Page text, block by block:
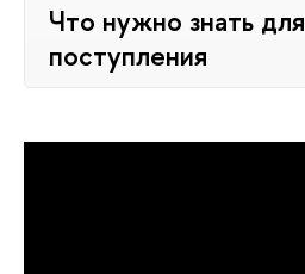
Что нужно знать для
поступления